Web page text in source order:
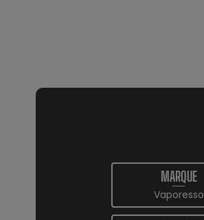
MARQUE
Vaporesso